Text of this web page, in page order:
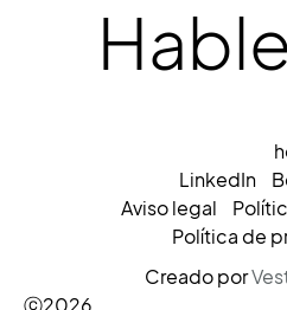
ⓒ2026
Creado por
LinkedIn
Aviso legal
Política de